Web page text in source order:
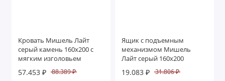
Кровать Мишель Лайт
серый камень 160х200 с
мягким изголовьем
57.453 ₽ 88.389 ₽
Ящик с подъемным
механизмом Мишель
Лайт серый 160х200
19.083 ₽ 31.806 ₽